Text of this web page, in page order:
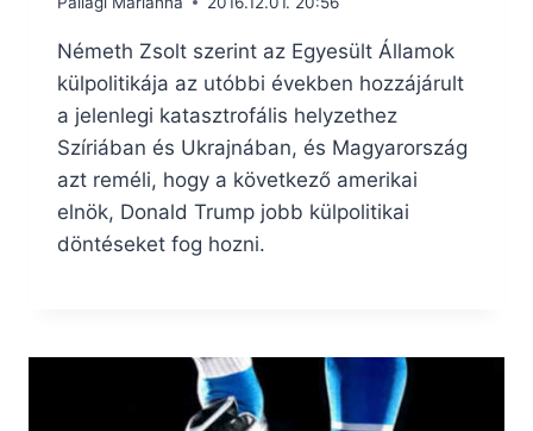
Németh Zsolt szerint az Egyesült Államok
külpolitikája az utóbbi években hozzájárult
a jelenlegi katasztrofális helyzethez
Szíriában és Ukrajnában, és Magyarország
azt reméli, hogy a következő amerikai
elnök, Donald Trump jobb külpolitikai
döntéseket fog hozni.